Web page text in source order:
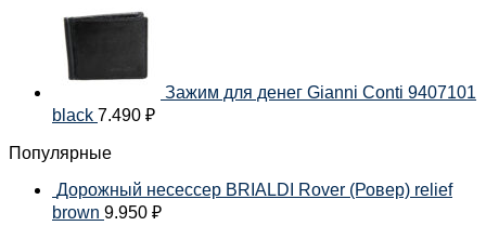
Зажим для денег Gianni Conti 9407101
black 7.490 ₽
Популярные
Дорожный несессер BRIALDI Rover (Ровер) relief
brown 9.950 ₽